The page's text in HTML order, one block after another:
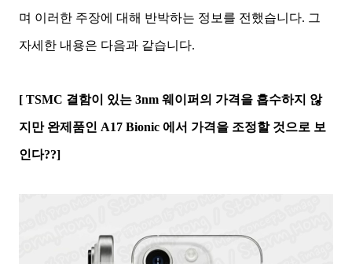
며 이러한 주장에 대해 반박하는 정보를 전했습니다. 그
자세한 내용은 다음과 같습니다.
[ TSMC 결함이 있는 3nm 웨이퍼의 가격을 흡수하지 않
지만 완제품인 A17 Bionic 에서 가격을 조정할 것으로 보
인다??]